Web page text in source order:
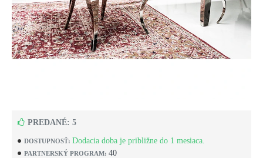
DOSTUPNOSŤ: Dodacia doba je približne do 1 mesiaca.
PARTNERSKÝ PROGRAM: 40
PREDANÉ: 5